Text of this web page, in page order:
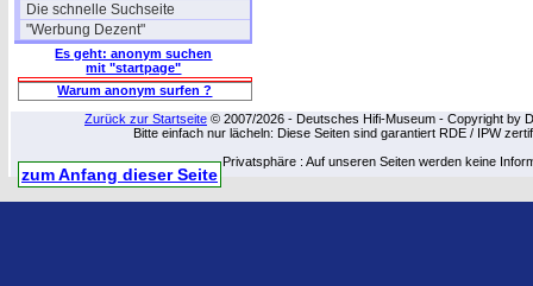
Die schnelle Suchseite
"Werbung Dezent"
Es geht: anonym suchen
mit "startpage"
Warum anonym surfen ?
Zurück zur Startseite © 2007/2026 - Deutsches Hifi-Museum - Copyright by
Bitte einfach nur lächeln: Diese Seiten sind garantiert RDE / IPW
Privatsphäre : Auf unseren Seiten werden keine
zum Anfang dieser Seite